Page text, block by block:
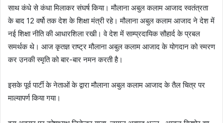
साथ कंधे से कंधा मिलाकर संघर्ष किया। मौलाना अबुल कलाम आजाद स्वतंत्रता
के बाद 12 वर्षो तक देश के शिक्षा मंत्री रहे। मौलाना अबुल कलाम आजाद ने देश में
नई शिक्षा नीति की आधारशिला रखी। वे देश में साम्प्रदायिक सौहार्द के प्रबल
समर्थक थे। आज कृतज्ञ राष्ट्र मौलाना अबुल कलाम आजाद के योगदान को स्मरण
कर उनकी स्मृति को बार-बार नमन करती है।
इसके पूर्व पार्टी के नेताओं के द्वारा मौलाना अबुल कलाम आजाद के तैल चित्र पर
माल्यापर्ण किया गया।